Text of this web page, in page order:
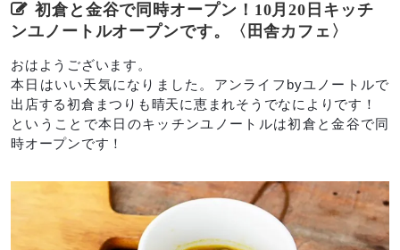
初倉と金谷で同時オープン！10月20日キッチ
ンユノートルオープンです。〈田舎カフェ〉
おはようございます。
本日はいい天気になりました。アンライフbyユノートルで
出店する初倉まつりも晴天に恵まれそうでなによりです！
ということで本日のキッチンユノートルは初倉と金谷で同
時オープンです！